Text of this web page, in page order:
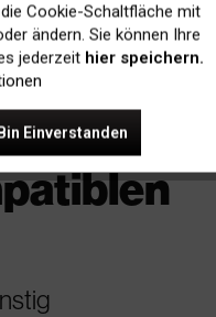
Warenkorb
Inaktiv
Cookie-Schaltfläche mit
ändern. Sie können Ihre
jederzeit hier speichern.
Einverstanden